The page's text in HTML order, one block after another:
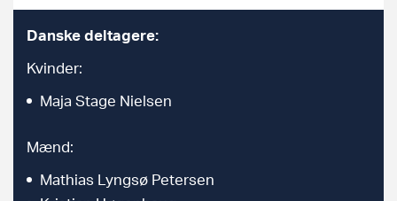
Danske deltagere:
Kvinder:
Maja Stage Nielsen
Mænd:
Mathias Lyngsø Petersen